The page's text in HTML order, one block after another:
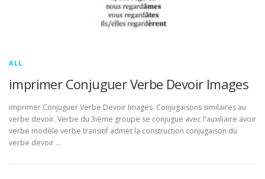
ALL
imprimer Conjuguer Verbe Devoir Images
imprimer Conjuguer Verbe Devoir Images. Conjugaisons similaires au
verbe devoir. Verbe du 3ième groupe se conjugue avec l'auxiliaire avoir
verbe modèle verbe transitif admet la construction conjugaison du
verbe devoir …